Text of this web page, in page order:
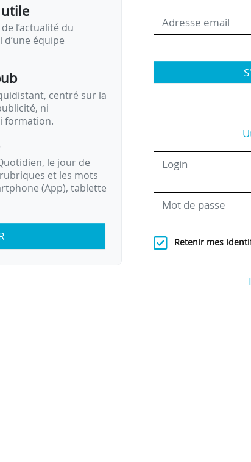
utile
l’actualité du
équipe
centré sur la
ni
formation.
le jour de
et les mots
(App), tablette
Retenir mes